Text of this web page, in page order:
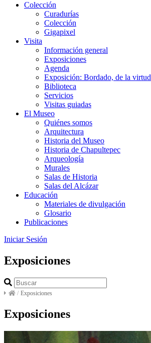
Colección
Curadurías
Colección
Gigapixel
Visita
Información general
Exposiciones
Agenda
Exposición: Bordado, de la virtud
Biblioteca
Servicios
Visitas guiadas
El Museo
Quiénes somos
Arquitectura
Historia del Museo
Historia de Chapultepec
Arqueología
Murales
Salas de Historia
Salas del Alcázar
Educación
Materiales de divulgación
Glosario
Publicaciones
Iniciar Sesión
Exposiciones
/ Exposiciones
Exposiciones